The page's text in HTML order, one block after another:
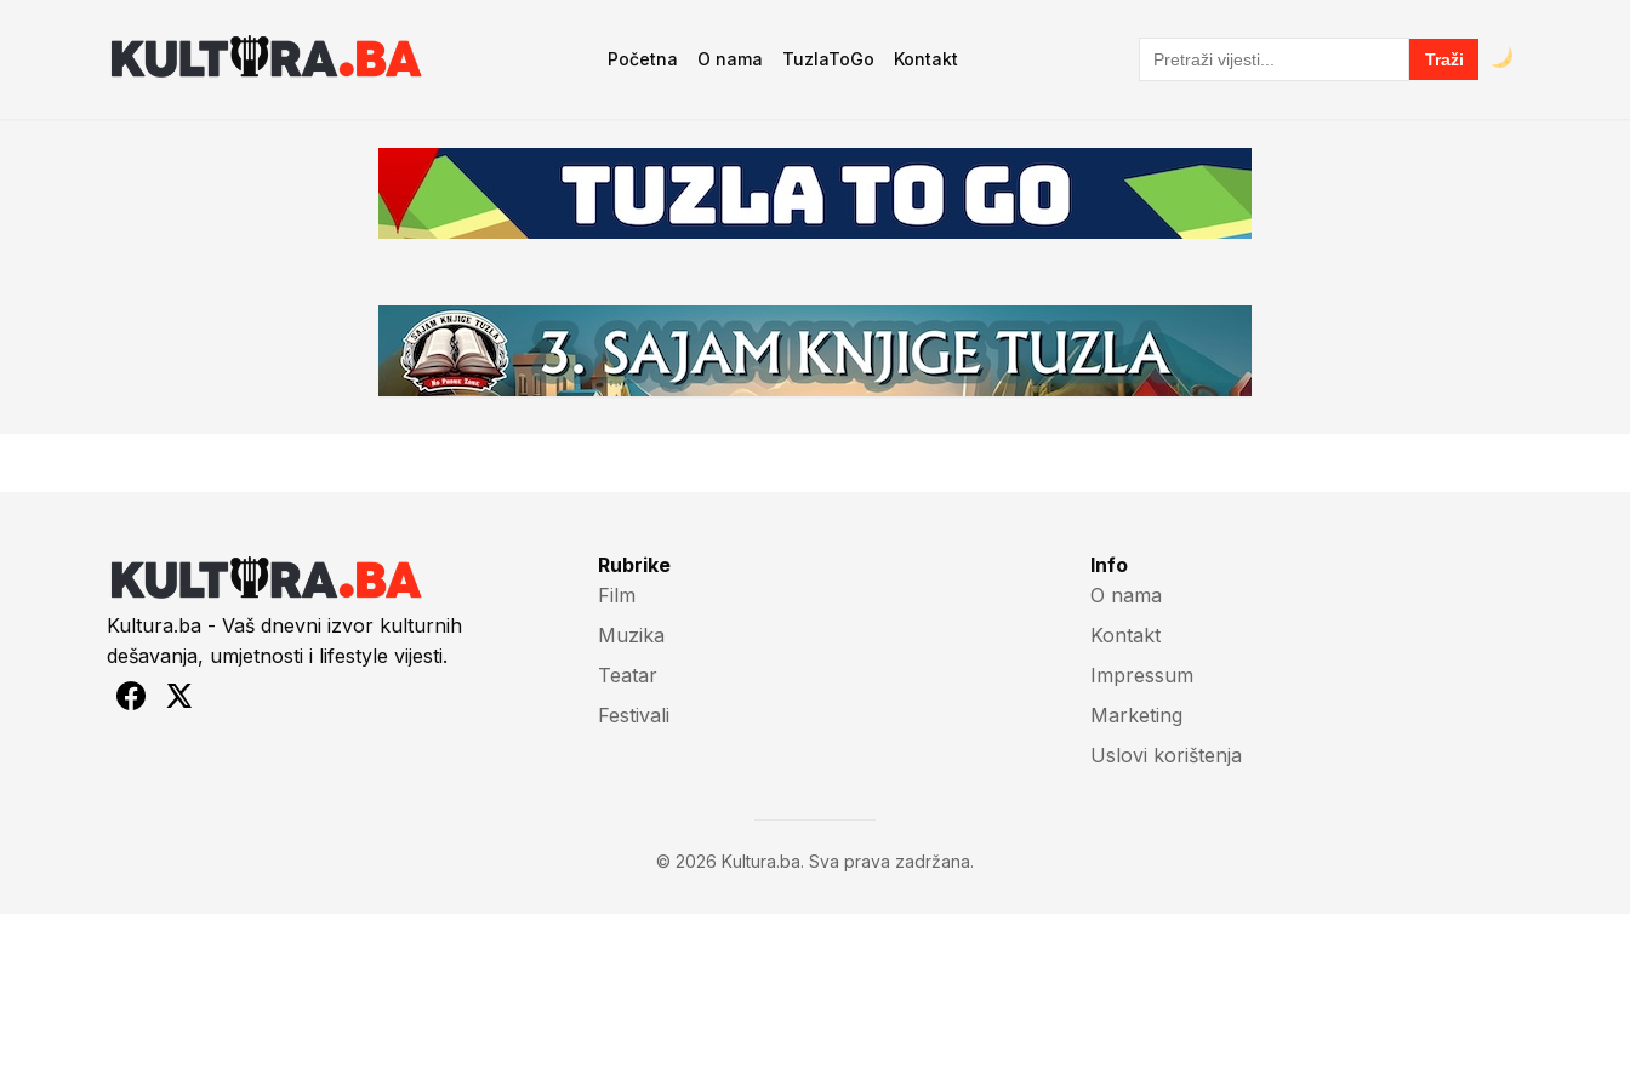
Početna O nama TuzlaToGo Kontakt
Pretraga
Traži
Kultura.ba - Vaš dnevni izvor kulturnih
dešavanja, umjetnosti i lifestyle vijesti.
Rubrike
Film
Muzika
Teatar
Festivali
Info
O nama
Kontakt
Impressum
Marketing
Uslovi korištenja
© 2026 Kultura.ba. Sva prava zadržana.